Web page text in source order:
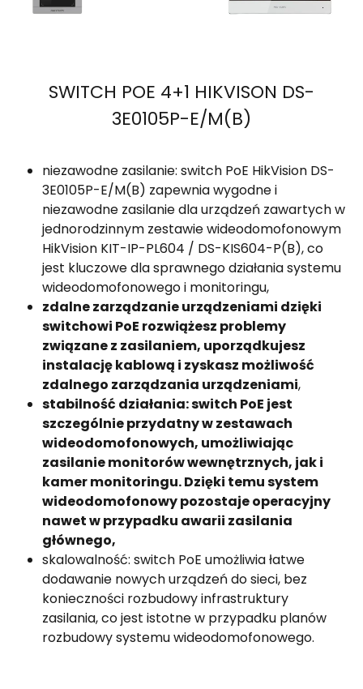
SWITCH POE 4+1 HIKVISON DS-
3E0105P-E/M(B)
niezawodne zasilanie: switch PoE HikVision DS-
3E0105P-E/M(B) zapewnia wygodne i
niezawodne zasilanie dla urządzeń zawartych w
jednorodzinnym zestawie wideodomofonowym
HikVision KIT-IP-PL604 / DS-KIS604-P(B), co
jest kluczowe dla sprawnego działania systemu
wideodomofonowego i monitoringu,
zdalne zarządzanie urządzeniami dzięki
switchowi PoE rozwiążesz problemy
związane z zasilaniem, uporządkujesz
instalację kablową i zyskasz możliwość
zdalnego zarządzania urządzeniami,
stabilność działania: switch PoE jest
szczególnie przydatny w zestawach
wideodomofonowych, umożliwiając
zasilanie monitorów wewnętrznych, jak i
kamer monitoringu. Dzięki temu system
wideodomofonowy pozostaje operacyjny
nawet w przypadku awarii zasilania
głównego,
skalowalność: switch PoE umożliwia łatwe
dodawanie nowych urządzeń do sieci, bez
konieczności rozbudowy infrastruktury
zasilania, co jest istotne w przypadku planów
rozbudowy systemu wideodomofonowego.